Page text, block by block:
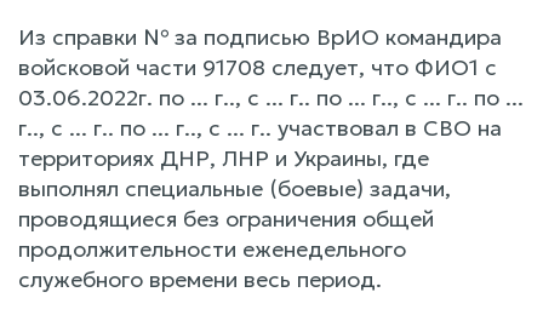
Из справки № за подписью ВрИО командира
войсковой части 91708 следует, что ФИО1 с
03.06.2022г. по ... г.., с ... г.. по ... г.., с ... г.. по ...
г.., с ... г.. по ... г.., с ... г.. участвовал в СВО на
территориях ДНР, ЛНР и Украины, где
выполнял специальные (боевые) задачи,
проводящиеся без ограничения общей
продолжительности еженедельного
служебного времени весь период.